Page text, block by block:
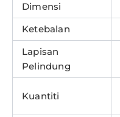
Dimensi
Ketebalan
Lapisan
Pelindung
Kuantiti